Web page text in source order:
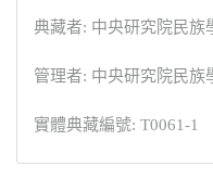
典藏者: 中央研究院民族
管理者: 中央研究院民族
實體典藏編號: T0061-1